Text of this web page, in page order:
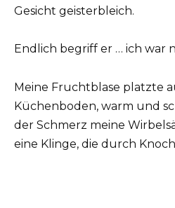
Gesicht geisterbleich.
Endlich begriff er … ich war
Meine Fruchtblase platzte
Küchenboden, warm und
der Schmerz meine
eine Klinge, die durch